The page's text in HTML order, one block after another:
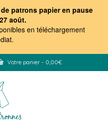
patrons papier en pause
août.
en téléchargement
.
Votre panier - 0,00€